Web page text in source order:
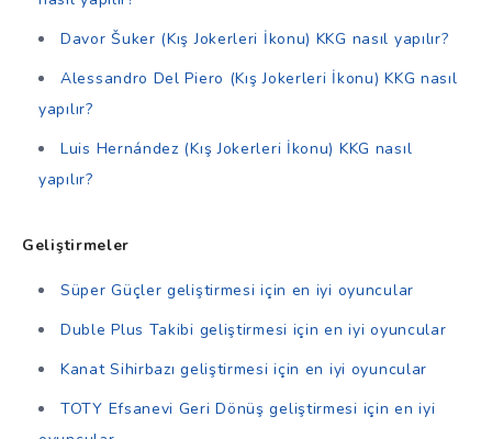
Davor Šuker (Kış Jokerleri İkonu) KKG nasıl yapılır?
Alessandro Del Piero (Kış Jokerleri İkonu) KKG nasıl
yapılır?
Luis Hernández (Kış Jokerleri İkonu) KKG nasıl
yapılır?
Geliştirmeler
Süper Güçler geliştirmesi için en iyi oyuncular
Duble Plus Takibi geliştirmesi için en iyi oyuncular
Kanat Sihirbazı geliştirmesi için en iyi oyuncular
TOTY Efsanevi Geri Dönüş geliştirmesi için en iyi